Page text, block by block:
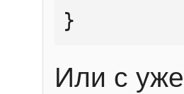
}
Или с